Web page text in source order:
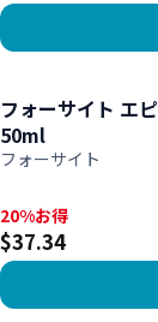
フォーサイト エ
50ml
フォーサイト
20%お得, $37.34
20%お得
$37.34